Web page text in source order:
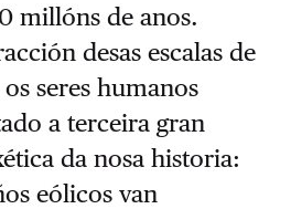
millóns de anos.
desas escalas de
seres humanos
a terceira gran
da nosa historia:
eólicos van